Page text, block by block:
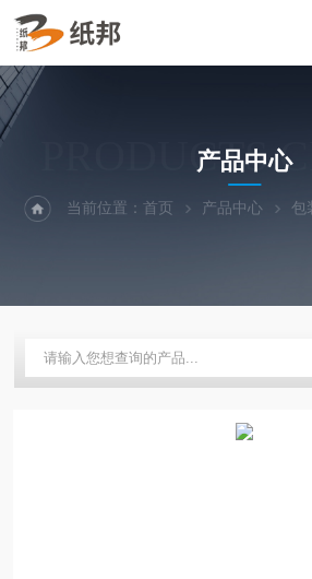
PRODUCTS
产品中心
当前位置：首页 产品中心 包